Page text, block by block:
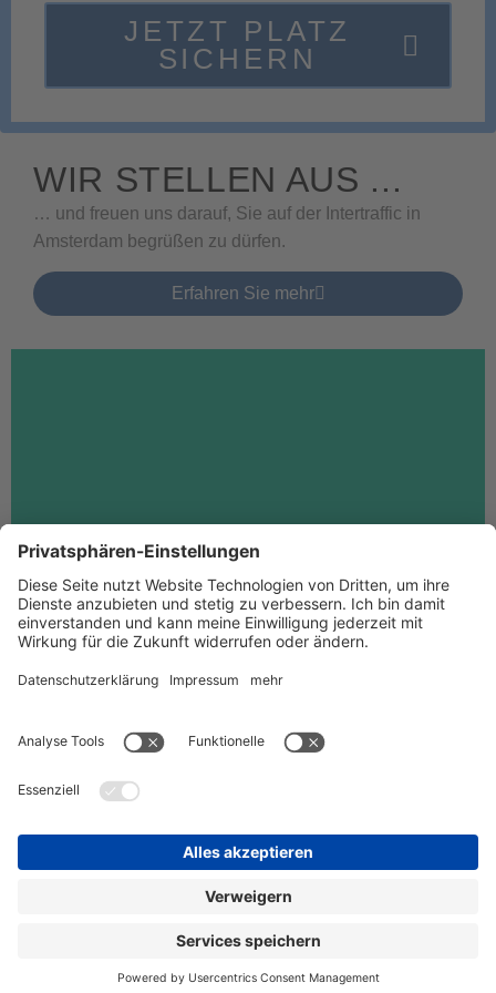
JETZT PLATZ
SICHERN
WIR STELLEN AUS ...
… und freuen uns darauf, Sie auf der Intertraffic in
Amsterdam begrüßen zu dürfen.
Erfahren Sie mehr
Leihschranken oder Auslaufmodelle
Neu oder gebraucht? Das ist einerseits eine
– aber auch eine Sache der Nachhaltigkeit.
Zum Outlet Sale